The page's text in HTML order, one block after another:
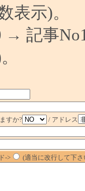
表示)。
→ 記事
すか?
/ アドレス
-> (適当に改行して下